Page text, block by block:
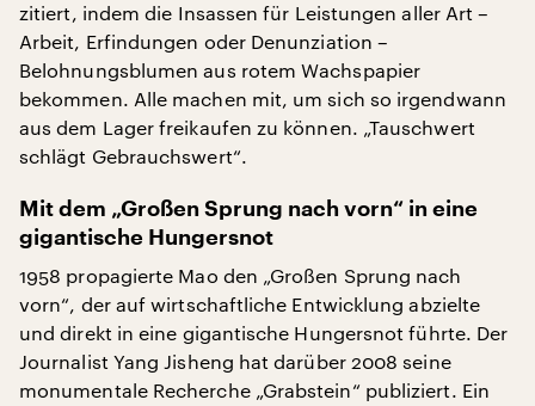
zitiert, indem die Insassen für Leistungen aller Art –
Arbeit, Erfindungen oder Denunziation –
Belohnungsblumen aus rotem Wachspapier
bekommen. Alle machen mit, um sich so irgendwann
aus dem Lager freikaufen zu können. „Tauschwert
schlägt Gebrauchswert“.
Mit dem „Großen Sprung nach vorn“ in eine
gigantische Hungersnot
1958 propagierte Mao den „Großen Sprung nach
vorn“, der auf wirtschaftliche Entwicklung abzielte
und direkt in eine gigantische Hungersnot führte. Der
Journalist Yang Jisheng hat darüber 2008 seine
monumentale Recherche „Grabstein“ publiziert. Ein